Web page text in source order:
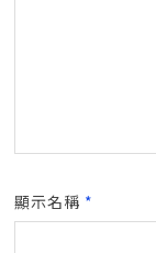
顯示名稱 *